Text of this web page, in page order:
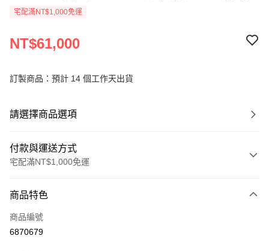
宅配滿NT$1,000免運
NT$61,000
訂製商品：預計 14 個工作天出貨
請選擇商品選項
付款與運送方式
宅配滿NT$1,000免運
信用卡一次付款
信用卡分期付款
商品特色
商品編號
6870679